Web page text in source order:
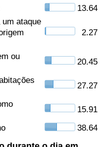
13.64
ataque
2.27
ou
20.45
27.27
15.91
38.64